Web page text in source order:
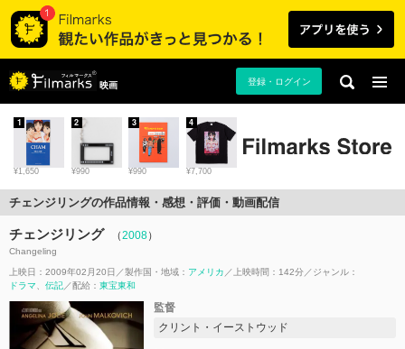
映画 登録・ログイン
¥1,650
1
¥990
2
¥990
3
¥7,700
4
チェンジリングの作品情報・感想・評価・動画配信
チェンジリング （2008）
Changeling
上映日：2009年02月20日 製作国・地域： アメリカ 上映時間：142分
ジャンル：
ドラマ
伝記 配給： 東宝東和
監督
クリント・イーストウッド